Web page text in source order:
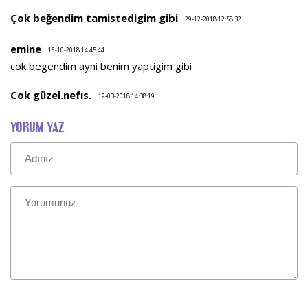
Çok beğendim tamistedigim gibi 29-12-2018 12:58:32
emine 16-10-2018 14:45:44
cok begendim ayni benim yaptigim gibi
Cok güzel.nefıs. 19-03-2018 14:38:19
YORUM YAZ